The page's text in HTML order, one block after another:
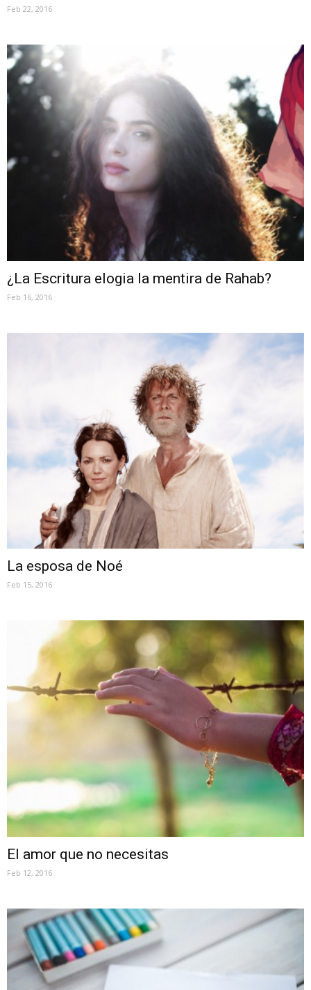
Feb 22, 2016
¿La Escritura elogia la mentira de Rahab?
Feb 16, 2016
La esposa de Noé
Feb 15, 2016
El amor que no necesitas
Feb 12, 2016